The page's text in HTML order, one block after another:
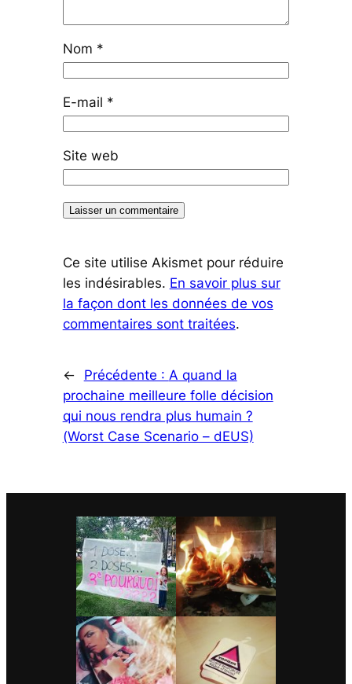
Nom *
E-mail *
Site web
Ce site utilise Akismet pour réduire
les indésirables. En savoir plus sur
la façon dont les données de vos
commentaires sont traitées.
← Précédente : A quand la
prochaine meilleure folle décision
qui nous rendra plus humain ?
(Worst Case Scenario – dEUS)